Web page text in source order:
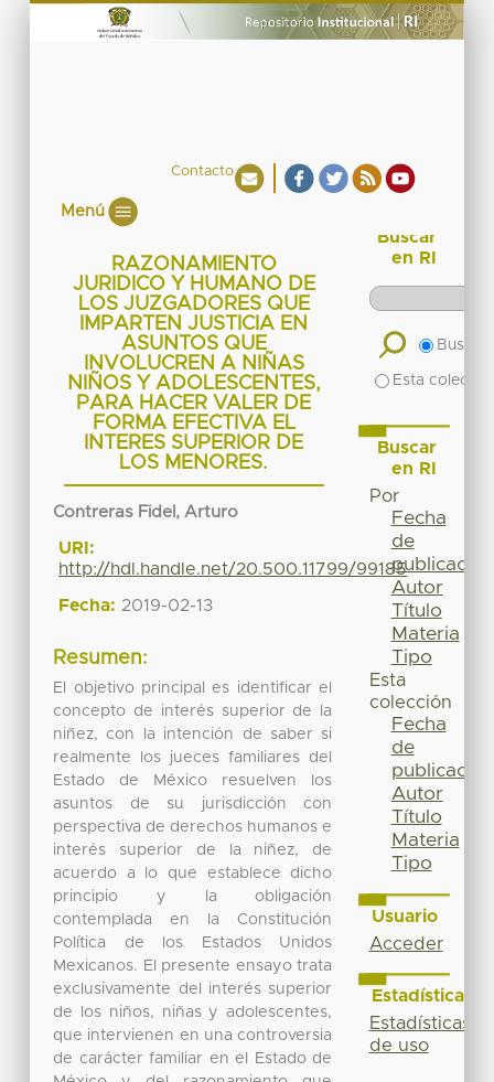
Contacto
Menú
RAZONAMIENTO
JURIDICO Y HUMANO DE
LOS JUZGADORES QUE
IMPARTEN JUSTICIA EN
ASUNTOS QUE
INVOLUCREN A NIÑAS
NIÑOS Y ADOLESCENTES,
PARA HACER VALER DE
FORMA EFECTIVA EL
INTERES SUPERIOR DE
LOS MENORES.
Contreras Fidel, Arturo
URI:
http://hdl.handle.net/20.500.11799/99185
Fecha: 2019-02-13
Resumen:
El objetivo principal es identificar el
concepto de interés superior de la
niñez, con la intención de saber si
realmente los jueces familiares del
Estado de México resuelven los
asuntos de su jurisdicción con
perspectiva de derechos humanos e
interés superior de la niñez, de
acuerdo a lo que establece dicho
principio y la obligación
contemplada en la Constitución
Política de los Estados Unidos
Mexicanos. El presente ensayo trata
exclusivamente del interés superior
de los niños, niñas y adolescentes,
que intervienen en una controversia
de carácter familiar en el Estado de
Buscar
en RI
Buscar
Esta
Buscar
en RI
Por
Fecha
de
publicación
Autor
Título
Materia
Tipo
Esta
colección
Fecha
de
publicación
Autor
Título
Materia
Tipo
Usuario
Acceder
Estadísticas
Estadísticas
de uso